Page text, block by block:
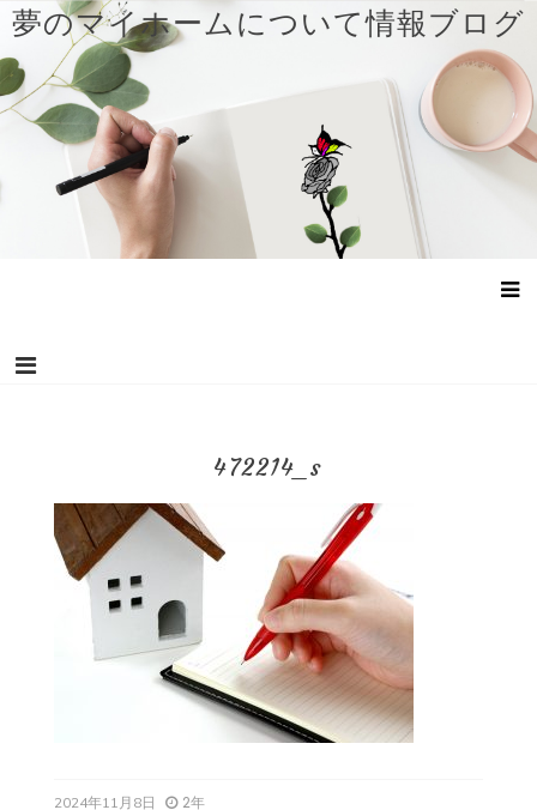
コ
ン
テ
ン
ツ
キ
夢のマイホームについて情報ブログ
472214_s
2024年11月8日 2年